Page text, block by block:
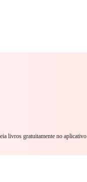
livros gratuitamente no aplicativo